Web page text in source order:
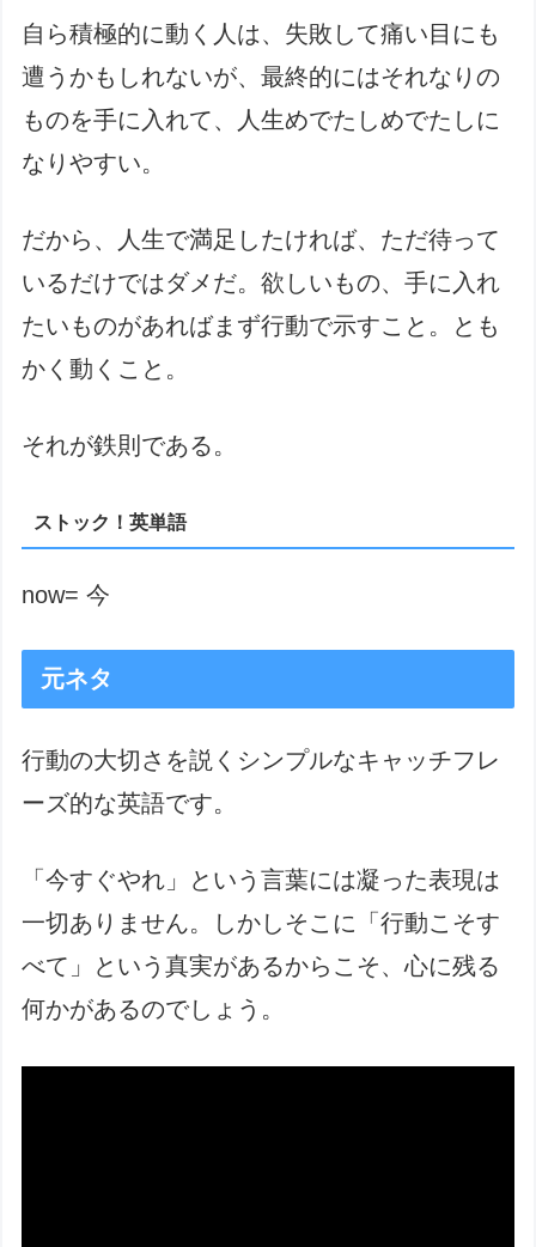
自ら積極的に動く人は、失敗して痛い目にも
遭うかもしれないが、最終的にはそれなりの
ものを手に入れて、人生めでたしめでたしに
なりやすい。
だから、人生で満足したければ、ただ待って
いるだけではダメだ。欲しいもの、手に入れ
たいものがあればまず行動で示すこと。とも
かく動くこと。
それが鉄則である。
ストック！英単語
now= 今
元ネタ
行動の大切さを説くシンプルなキャッチフレ
ーズ的な英語です。
「今すぐやれ」という言葉には凝った表現は
一切ありません。しかしそこに「行動こそす
べて」という真実があるからこそ、心に残る
何かがあるのでしょう。